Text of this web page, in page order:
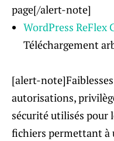
page[/alert-note]
WordPress ReFlex
Téléchargement
[alert-
autorisations,
sécurité utilisés pour
fichiers permettant à